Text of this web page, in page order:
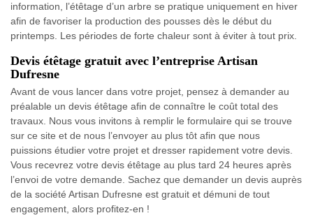
information, l’étêtage d’un arbre se pratique uniquement en hiver
afin de favoriser la production des pousses dès le début du
printemps. Les périodes de forte chaleur sont à éviter à tout prix.
Devis étêtage gratuit avec l’entreprise Artisan
Dufresne
Avant de vous lancer dans votre projet, pensez à demander au
préalable un devis étêtage afin de connaître le coût total des
travaux. Nous vous invitons à remplir le formulaire qui se trouve
sur ce site et de nous l’envoyer au plus tôt afin que nous
puissions étudier votre projet et dresser rapidement votre devis.
Vous recevrez votre devis étêtage au plus tard 24 heures après
l’envoi de votre demande. Sachez que demander un devis auprès
de la société Artisan Dufresne est gratuit et démuni de tout
engagement, alors profitez-en !